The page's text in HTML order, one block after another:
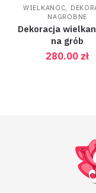
WIELKANOC,
NAGROBNE
Dekoracja
na grób
280.00 zł